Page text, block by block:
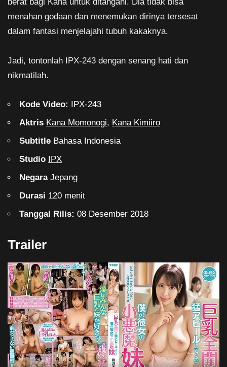
menahan godaan dan menemukan dirinya tersesat
dalam fantasi menjelajahi tubuh kakaknya.
Jadi, tontonlah IPX-243 dengan senang hati dan
nikmatilah.
Kode Video: IPX-243
Aktris Kana Momonogi, Kana Kimiiro
Subtitle Bahasa Indonesia
Studio IPX
NegaraJepang
Durasi 120 menit
Tanggal Rilis:08 Desember 2018
Trailer